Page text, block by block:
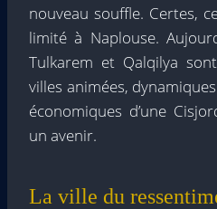
nouveau souffle. Certes,
limité à Naplouse.
Tulkarem et Qalqilya
villes animées,
économiques d’une
un avenir.
La ville du